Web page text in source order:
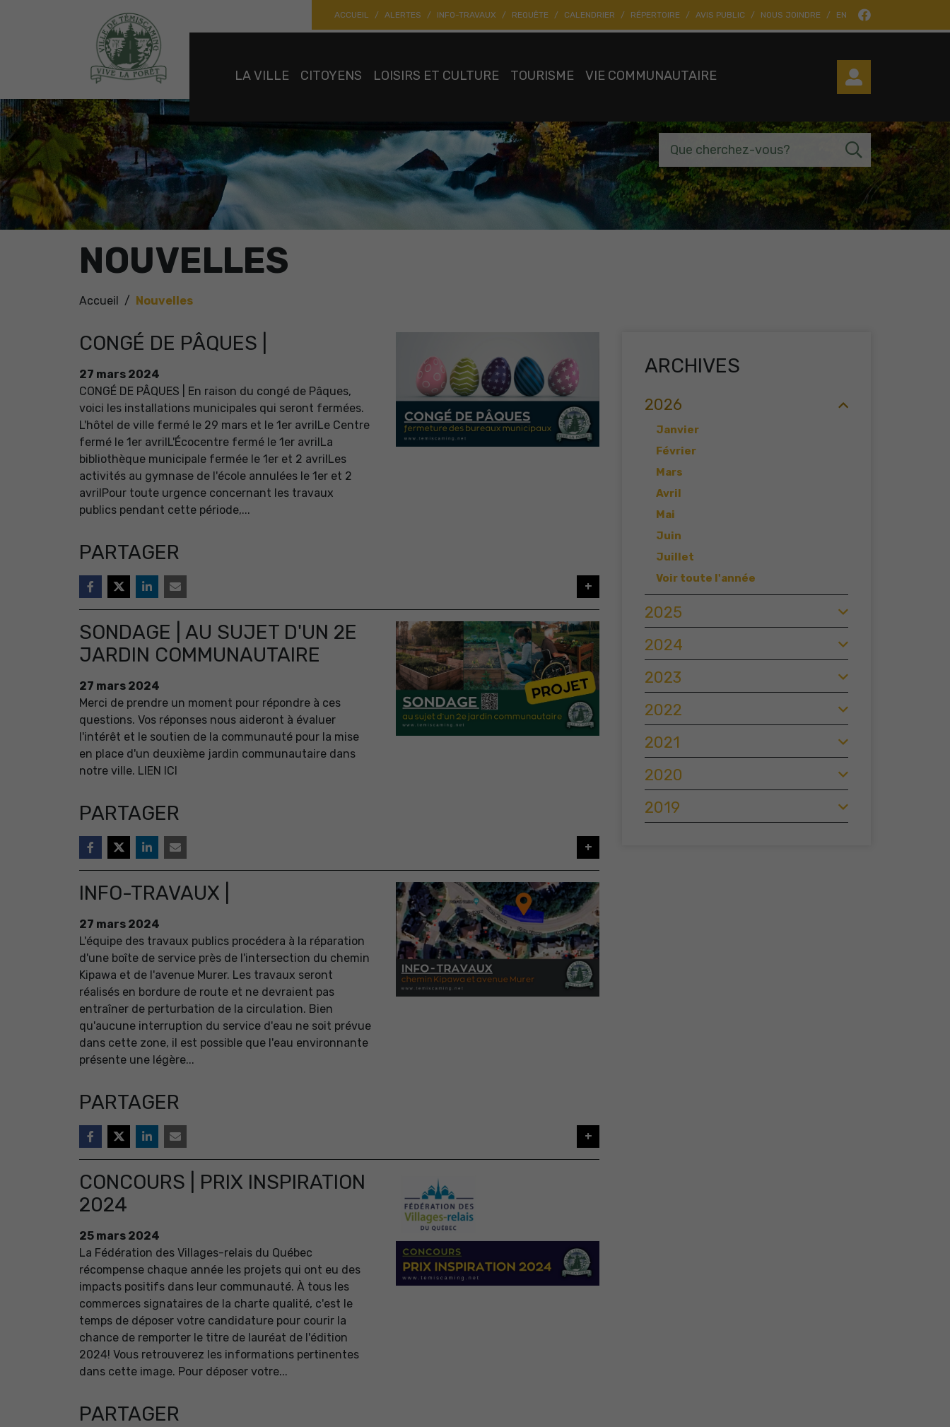
ACCUEIL ALERTES INFO-TRAVAUX REQUÊTE CALENDRIER RÉPERTOIRE AVIS PUBLIC NOUS JOINDRE EN
LA VILLE CITOYENS LOISIRS ET CULTURE TOURISME VIE COMMUNAUTAIRE
Que cherchez-vous?
NOUVELLES
Accueil Nouvelles
CONGÉ DE PÂQUES |
27 mars 2024
CONGÉ DE PÂQUES | En raison du congé de Pâques,
voici les installations municipales qui seront fermées.
L'hôtel de ville fermé le 29 mars et le 1er avrilLe Centre
fermé le 1er avrilL'Écocentre fermé le 1er avrilLa
bibliothèque municipale fermée le 1er et 2 avrilLes
activités au gymnase de l'école annulées le 1er et 2
avrilPour toute urgence concernant les travaux
publics pendant cette période,...
PARTAGER
+
SONDAGE | AU SUJET D'UN 2E
JARDIN COMMUNAUTAIRE
27 mars 2024
Merci de prendre un moment pour répondre à ces
questions. Vos réponses nous aideront à évaluer
l'intérêt et le soutien de la communauté pour la mise
en place d'un deuxième jardin communautaire dans
notre ville. LIEN ICI
PARTAGER
+
INFO-TRAVAUX |
27 mars 2024
L'équipe des travaux publics procédera à la réparation
d'une boîte de service près de l'intersection du chemin
Kipawa et de l'avenue Murer. Les travaux seront
réalisés en bordure de route et ne devraient pas
entraîner de perturbation de la circulation. Bien
qu'aucune interruption du service d'eau ne soit prévue
dans cette zone, il est possible que l'eau environnante
présente une légère...
PARTAGER
+
CONCOURS | PRIX INSPIRATION
2024
25 mars 2024
La Fédération des Villages-relais du Québec
récompense chaque année les projets qui ont eu des
impacts positifs dans leur communauté. À tous les
commerces signataires de la charte qualité, c'est le
temps de déposer votre candidature pour courir la
chance de remporter le titre de lauréat de l'édition
2024! Vous retrouverez les informations pertinentes
dans cette image. Pour déposer votre...
PARTAGER
ARCHIVES
2026
Janvier
Février
Mars
Avril
Mai
Juin
Juillet
Voir toute l'année
2025
2024
2023
2022
2021
2020
2019